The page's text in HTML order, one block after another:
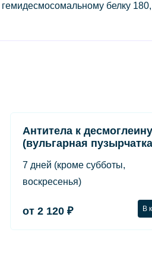
белку
Антитела к
(вульгарная
7 дней (кроме субботы,
воскресенья)
от 2 120 ₽ В